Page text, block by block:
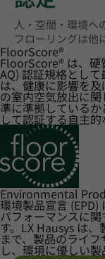
人・空間・環境へ
フローリングは他
FloorScore®
FloorScore® は、硬
AQ) 認証規格とし
は、健康に影響を
の室内空気放出に
準に準拠している
して認証する自主
Environmental
環境製品宣言
パフォーマンスに
す。LX Hausys は
まで、製品のライ
し、環境に優しい